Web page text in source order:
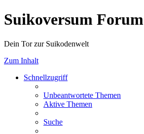
Suikoversum Forum
Dein Tor zur Suikodenwelt
Zum Inhalt
Schnellzugriff
Unbeantwortete Themen
Aktive Themen
Suche